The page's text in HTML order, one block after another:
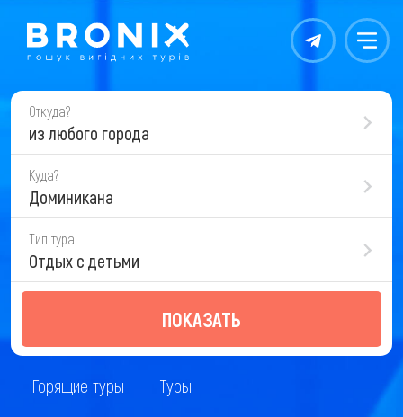
Контакты Меню
Откуда?
из любого города
Куда?
Доминикана
Тип тура
Отдых с детьми
ПОКАЗАТЬ
Горящие туры Туры